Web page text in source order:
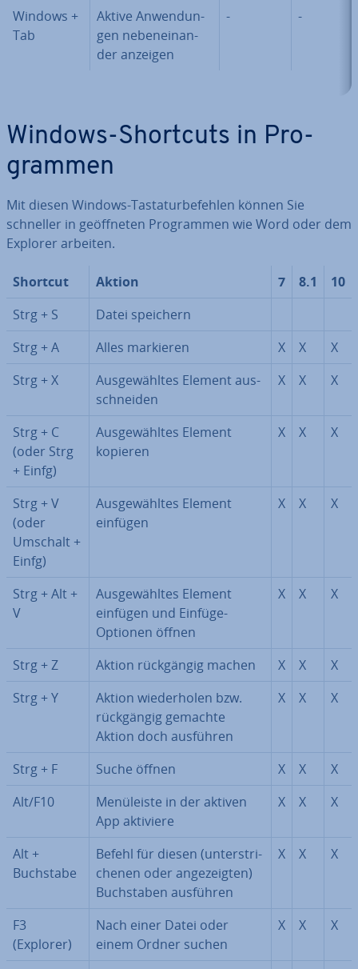
Windows +
Tab
Aktive An­wen­dun­
gen ne­ben­ein­an­
der anzeigen
- -
Windows-Shortcuts in Pro­
gram­men
Mit diesen Windows-Tas­ta­tur­be­feh­len können Sie
schneller in ge­öff­ne­ten Pro­gram­men wie Word oder dem
Explorer arbeiten.
Shortcut Aktion 7 8.1
10
Strg + S
Datei speichern
Strg + A
Alles markieren X X
X
Strg + X
Aus­ge­wähl­tes Element aus­
schnei­den
X X X
Strg + C
(oder Strg
+ Einfg)
Aus­ge­wähl­tes Element
kopieren
X X X
Strg + V
(oder
Umschalt +
Einfg)
Aus­ge­wähl­tes Element
einfügen
X X X
Strg + Alt +
V
Aus­ge­wähl­tes Element
einfügen und Einfüge-
Optionen öffnen
X X X
Strg + Z Aktion rück­gän­gig machen X X
X
Strg + Y
Aktion wie­der­ho­len bzw.
rück­gän­gig gemachte
Aktion doch ausführen
X X X
Strg + F Suche öffnen X X
X
Alt/F10
Me­nü­leis­te in der aktiven
App aktiviere
X X X
Alt +
Buchstabe
Befehl für diesen (un­ter­stri­
che­nen oder an­ge­zeig­ten)
Buch­sta­ben ausführen
X X X
F3
(Explorer)
Nach einer Datei oder
einem Ordner suchen
X X X